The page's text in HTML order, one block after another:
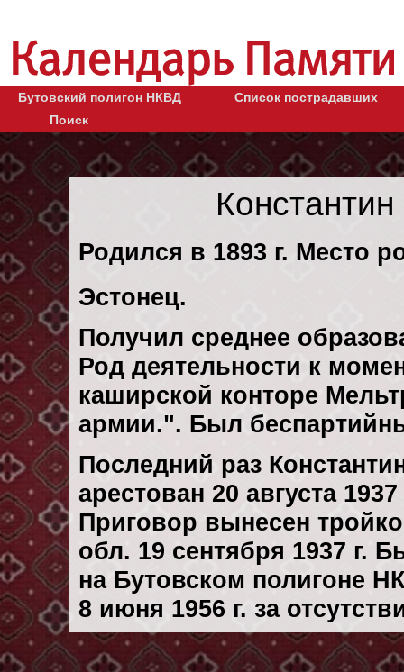
Бутовский полигон НКВД
Список пострадавших
Поиск
Родился в 1893 г. Место
Эстонец.
Получил среднее
Род деятельности к
каширской конторе
армии.". Был
Последний раз
арестован 20 августа 1937
Приговор вынесен
обл. 19 сентября 1937 г.
на Бутовском полигоне
8 июня 1956 г. за